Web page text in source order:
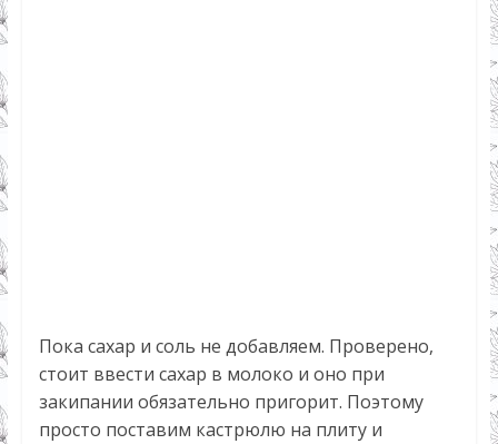
Пока сахар и соль не добавляем. Проверено,
стоит ввести сахар в молоко и оно при
закипании обязательно пригорит. Поэтому
просто поставим кастрюлю на плиту и